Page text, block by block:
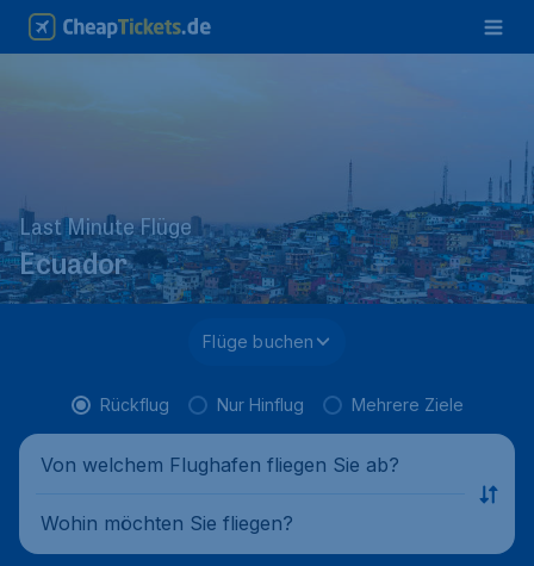
Last Minute Flüge
Ecuador
Flüge buchen
Rückflug Nur Hinflug Mehrere Ziele
Von welchem Flughafen fliegen Sie ab?
Wohin möchten Sie fliegen?